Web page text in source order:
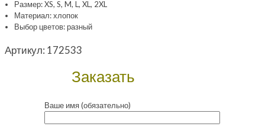
Размер: XS, S, M, L, XL, 2XL
Материал: хлопок
Выбор цветов: разный
Артикул: 172533
Заказать
Ваше имя (обязательно)